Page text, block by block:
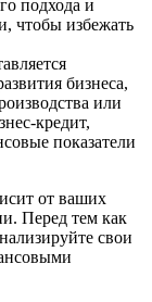
подхода и
чтобы избежать
бизнеса,
или
кредит,
показатели
от ваших
Перед тем как
свои